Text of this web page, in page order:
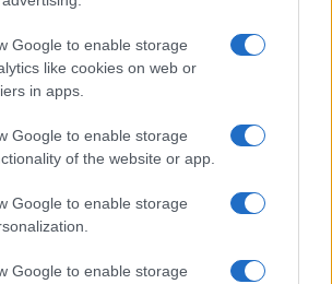
Google to enable storage
like cookies on web or
in apps.
Google to enable storage
of the website or app.
Google to enable storage
Google to enable storage
nem tudott a sóletről